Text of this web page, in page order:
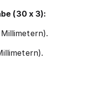
(30 x 3):